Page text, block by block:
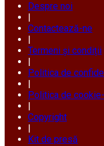
Despre noi
|
Contactează-ne
|
Termeni și condiții
|
Politica de
|
Politica de
|
Copyright
|
Kit de presă